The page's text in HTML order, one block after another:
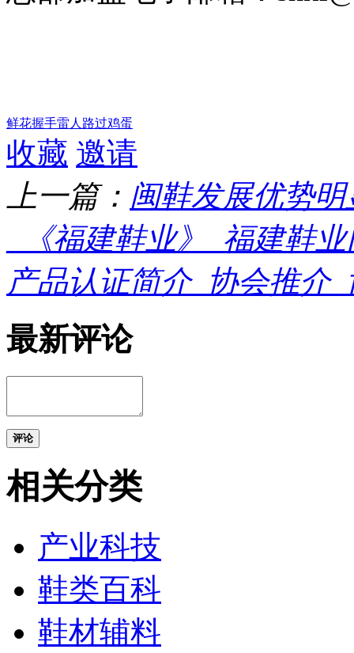
鲜花握手雷人 路过鸡蛋
收藏 邀请
上一篇： 闽鞋发展优势
_《福建鞋业》_福建鞋
产品认证简介_协会推介
最新评论
评论
相关分类
产业科技
鞋类百科
鞋材辅料